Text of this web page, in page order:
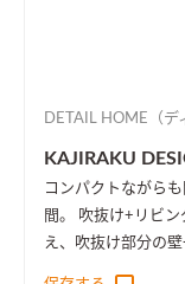
DETAIL HOME（デ
KAJIRAKU
コンパクトながら
間。 吹抜け+リビング階段で2階とのつながりを持たせたのに加
え、吹抜け部分の